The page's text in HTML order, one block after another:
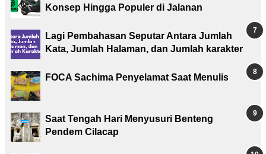
Konsep Hingga Populer di Jalanan
Lagi Pembahasan Seputar Antara Jumlah
Kata, Jumlah Halaman, dan Jumlah karakter
FOCA Sachima Penyelamat Saat Menulis
Saat Tengah Hari Menyusuri Benteng
Pendem Cilacap